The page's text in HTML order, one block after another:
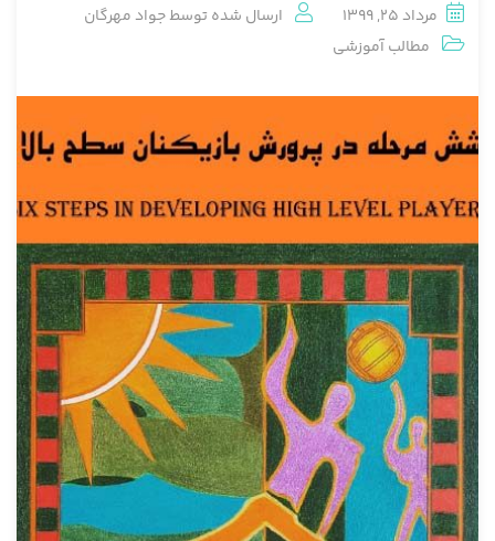
مرداد 25, 1399 ارسال شده توسطجواد مهرگان
مطالب آموزشی